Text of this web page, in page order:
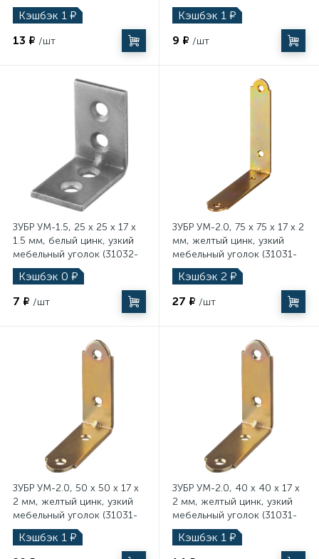
50)
Кэшбэк 1 ₽
13 ₽ /шт
40)
Кэшбэк 1 ₽
9 ₽ /шт
ЗУБР УМ-1.5, 25 x 25 x 17 x
1.5 мм, белый цинк, узкий
мебельный уголок (31032-
25)
Кэшбэк 0 ₽
7 ₽ /шт
ЗУБР УМ-2.0, 75 x 75 x 17 x 2
мм, желтый цинк, узкий
мебельный уголок (31031-
75)
Кэшбэк 2 ₽
27 ₽ /шт
ЗУБР УМ-2.0, 50 x 50 x 17 x
2 мм, желтый цинк, узкий
мебельный уголок (31031-
50)
Кэшбэк 1 ₽
ЗУБР УМ-2.0, 40 x 40 x 17 x
2 мм, желтый цинк, узкий
мебельный уголок (31031-
40)
Кэшбэк 1 ₽